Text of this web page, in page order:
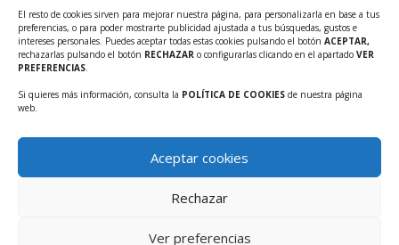
El resto de cookies sirven para mejorar nuestra página, para personalizarla en base a tus
preferencias, o para poder mostrarte publicidad ajustada a tus búsquedas, gustos e
intereses personales. Puedes aceptar todas estas cookies pulsando el botón ACEPTAR,
rechazarlas pulsando el botón RECHAZAR o configurarlas clicando en el apartado VER
PREFERENCIAS.
Si quieres más información, consulta la POLÍTICA DE COOKIES de nuestra página
web.
Aceptar cookies
Rechazar
Ver preferencias
Cheque Inversión del INFO. Ayudas para la
contratación de servicios de Innovación y
Competitividad para apoyar rondas de financiación.
Inscripciones abiertas!!
Ayudas INFO para la contratación de servicios de
Innovación y Competitividad (CHEQUE